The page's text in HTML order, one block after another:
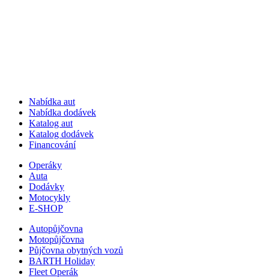
Nabídka aut
Nabídka dodávek
Katalog aut
Katalog dodávek
Financování
Operáky
Auta
Dodávky
Motocykly
E-SHOP
Autopůjčovna
Motopůjčovna
Půjčovna obytných vozů
BARTH Holiday
Fleet Operák